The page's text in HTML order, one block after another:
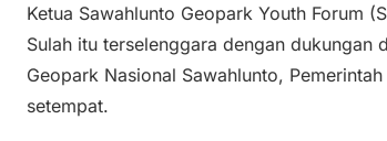
Ketua Sawahlunto Geopark Youth Forum
Sulah itu terselenggara dengan dukungan
Geopark Nasional Sawahlunto,
setempat.